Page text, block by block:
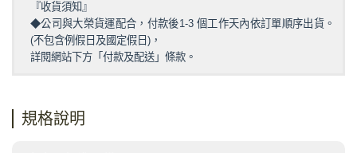
『收貨須知』
◆公司與大榮貨運配合，付款後1-3 個工作天內依訂單順序出貨。
(不包含例假日及國定假日)，
詳閱網站下方「付款及配送」條款。
規格說明